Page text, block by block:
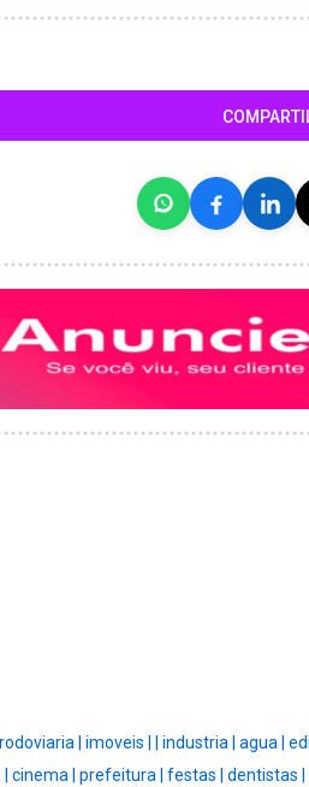
rodoviaria | imoveis | industria | agua |
cinema | prefeitura | festas | dentistas |